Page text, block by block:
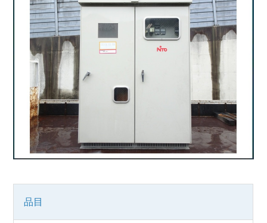
品目